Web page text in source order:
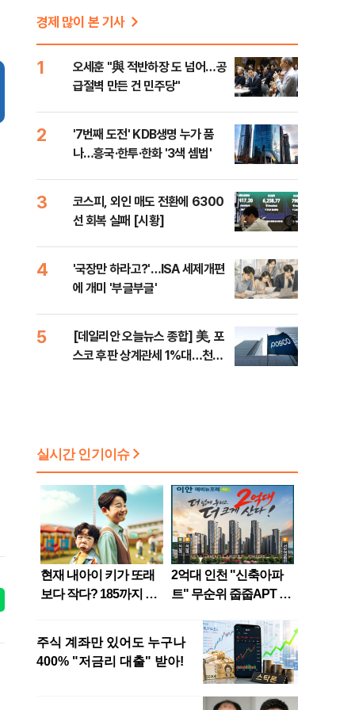
경제 많이 본 기사
1
오세훈 "與 적반하장 도 넘어…공
급절벽 만든 건 민주당"
2
'7번째 도전' KDB생명 누가 품
나…흥국·한투·한화 '3색 셈법'
3
코스피, 외인 매도 전환에 6300
선 회복 실패 [시황]
4
'국장만 하라고?'…ISA 세제개편
에 개미 '부글부글'
5
[데일리안 오늘뉴스 종합] 美, 포
스코 후판 상계관세 1%대…천하